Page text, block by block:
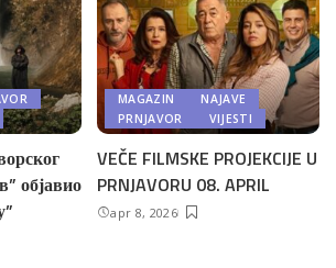
објавио
MAGAZIN
NAJAVE
PRNJAVOR
VIJESTI
VEČE FILMSKE PROJEKCIJE U
PRNJAVORU 08. APRIL
apr 8, 2026